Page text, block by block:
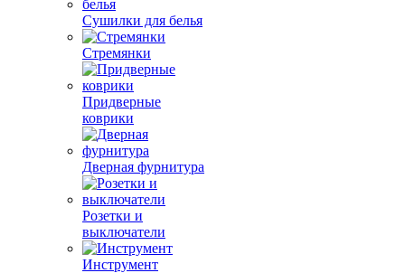
Сушилки для белья
Стремянки
Придверные
коврики
Дверная фурнитура
Розетки и
выключатели
Инструмент